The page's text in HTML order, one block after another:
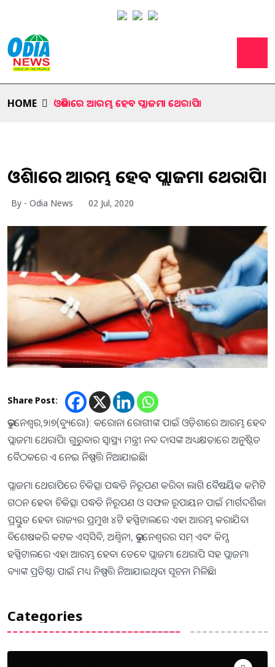
HOME ଓଡିଶାରେ ଆରମ୍ଭ ହେବ ପ୍ଲାଜମା ଥେରାପି।
ଓଡିଶାରେ ଆରମ୍ଭ ହେବ ପ୍ଲାଜମା ଥେରାପି।
By - Odia News 02 Jul, 2020
Share Post:
ଭୁବନେଶ୍ୱର,୨।୭(ବ୍ୟୁରୋ): କରୋନା ରୋଗୀଙ୍କ ପାଇଁ ଓଡ଼ିଶାରେ ଆରମ୍ଭ ହେବ
ପ୍ଲାଜମା ଥେରାପି। ଗୁରୁବାର ସ୍ବାସ୍ଥ୍ୟ ମନ୍ତ୍ରୀ ନବ ଦାସଙ୍କ ଅଧ୍ୟକ୍ଷତାରେ ଅନୁଷ୍ଠିତ
ବୈଠକରେ ଏ ନେଇ ନିଷ୍ପତ୍ତି ନିଆଯାଇଛି।
ପ୍ଲାଜମା ଥେରାପିରେ ଚିକିତ୍ସା ପଦ୍ଧତି ନିରୂପଣ କରିବା ଲାଗି ବୈଷୟିକ କମିଟି
ଗଠନ ହେବ। ଚିକିତ୍ସା ପଦ୍ଧତି ନିରୂପଣ ଓ ସଫଳ ରୂପାୟନ ପାଇଁ ମାର୍ଗଦର୍ଶିକା
ପ୍ରସ୍ତୁତ ହେବ। ରାଜ୍ୟର ପ୍ରମୁଖ ୪ଟି ହସ୍ପିଟାଲରେ ଏହା ଆରମ୍ଭ କରାଯିବ।
ବିଶେଷକରି କଟକ ଏସ୍‌ସିବି, ଅଶ୍ୱିନୀ, ଭୁବନେଶ୍ୱରର ସମ୍‌ ଏବଂ କିମ୍ସ
ହସ୍ପିଟାଲରେ ଏହା ଆରମ୍ଭ ହେବ। ତେବେ ପ୍ଲାଜମା ଥେରାପି ସହ ପ୍ଲାଜମା
ବ୍ୟାଙ୍କ ପ୍ରତିଷ୍ଠା ପାଇଁ ମଧ୍ୟ ନିଷ୍ପତ୍ତି ନିଆଯାଇଥିବା ସୂଚନା ମିଳିଛି।
Categories